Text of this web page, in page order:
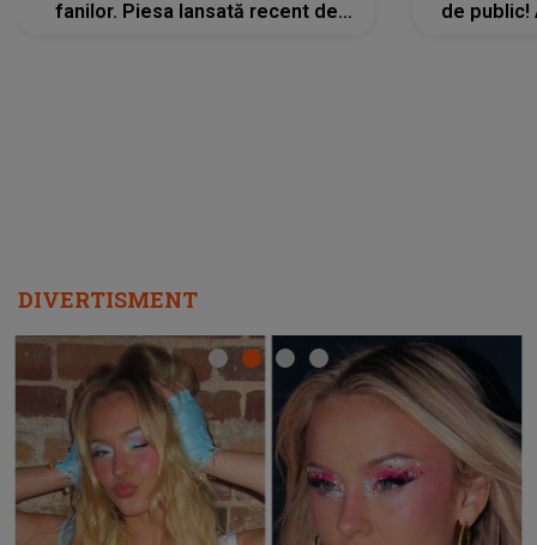
fanilor. Piesa lansată recent de
de public!
DIVERTISMENT